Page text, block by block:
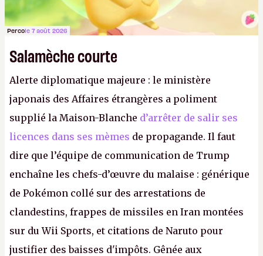
Percole 7 août 2026
Salamèche courte
Alerte diplomatique majeure : le ministère
japonais des Affaires étrangères a poliment
supplié la Maison-Blanche d’arrêter de salir ses
licences dans ses mèmes de propagande. Il faut
dire que l’équipe de communication de Trump
enchaîne les chefs-d’œuvre du malaise : générique
de Pokémon collé sur des arrestations de
clandestins, frappes de missiles en Iran montées
sur du Wii Sports, et citations de Naruto pour
justifier des baisses d'impôts. Gênée aux